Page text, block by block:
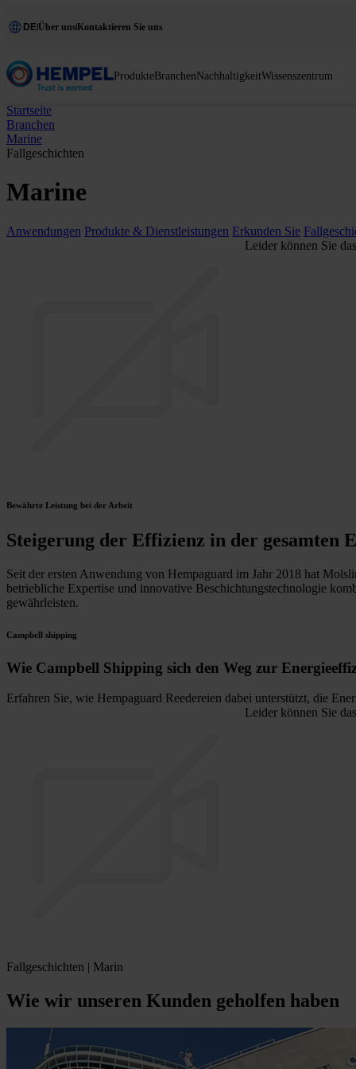
DE Über unsKontaktieren Sie uns
ProdukteBranchenNachhaltigkeitWissenszentrum
Startseite
Branchen
Marine
Fallgeschichten
Marine
Anwendungen Produkte & Dienstleistungen Erkunden Sie
Leider können Sie
Bewährte Leistung bei der Arbeit
Steigerung der Effizienz in der gesamten
Seit der ersten Anwendung von Hempaguard im Jahr 2018 hat
betriebliche Expertise und innovative Beschichtungstechnologie
gewährleisten.
Campbell shipping
Wie Campbell Shipping sich den Weg zur
Erfahren Sie, wie Hempaguard Reedereien dabei unterstützt, die
Leider können Sie
Fallgeschichten | Marin
Wie wir unseren Kunden geholfen haben